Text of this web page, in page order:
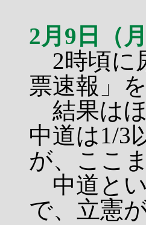
2月9日（
2時頃に
票速報」を
結果はほ
中道は1/3
が、ここ
中道と
で、立憲